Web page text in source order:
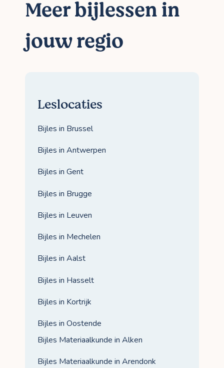
Meer bijlessen in
jouw regio
Leslocaties
Bijles in Brussel
Bijles in Antwerpen
Bijles in Gent
Bijles in Brugge
Bijles in Leuven
Bijles in Mechelen
Bijles in Aalst
Bijles in Hasselt
Bijles in Kortrijk
Bijles in Oostende
Bijles Materiaalkunde in Alken
Bijles Materiaalkunde in Arendonk